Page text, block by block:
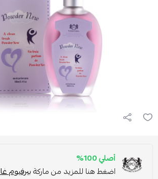
أصلي 100%
اضغط هنا للمزيد من ماركةبيرفيوم